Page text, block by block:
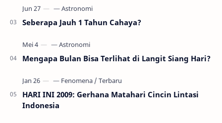
Seberapa Jauh 1 Tahun Cahaya?
Mengapa Bulan Bisa Terlihat di Langit Siang Hari?
HARI INI 2009: Gerhana Matahari Cincin Lintasi
Indonesia